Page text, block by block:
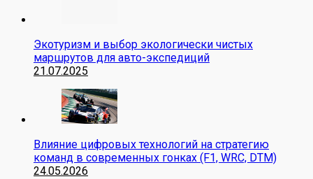
Экотуризм и выбор экологически чистых
маршрутов для авто-экспедиций
21.07.2025
Влияние цифровых технологий на стратегию
команд в современных гонках (F1, WRC, DTM)
24.05.2026